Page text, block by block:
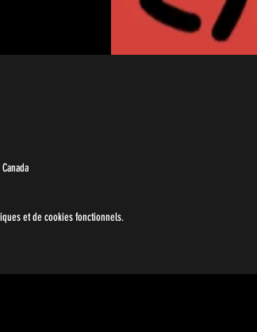
et de cookies fonctionnels.